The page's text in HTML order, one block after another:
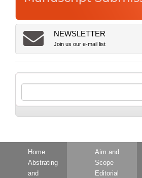
NEWSLETTER
Join us our e-mail list
Home
Abstrating
and
Aim and
Scope
Editorial